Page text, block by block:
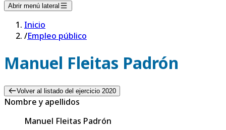
Abrir menú lateral
Inicio
/Empleo público
Manuel Fleitas Padrón
Volver al listado del ejercicio 2020
Nombre y apellidos
Manuel Fleitas Padrón